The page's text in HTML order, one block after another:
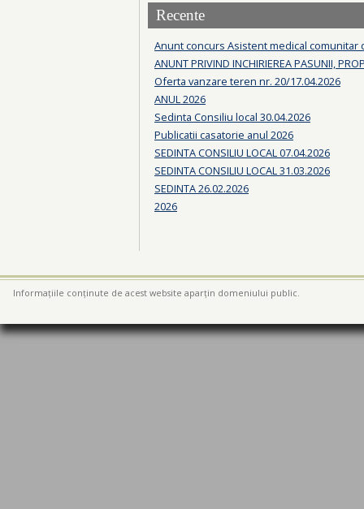
Recente
Anunt concurs Asistent medical comunitar
ANUNT PRIVIND INCHIRIEREA PASUNII,
Oferta vanzare teren nr. 20/17.04.2026
ANUL 2026
Sedinta Consiliu local 30.04.2026
Publicatii casatorie anul 2026
SEDINTA CONSILIU LOCAL 07.04.2026
SEDINTA CONSILIU LOCAL 31.03.2026
SEDINTA 26.02.2026
2026
Informațiile conținute de acest website aparțin domeniului public.